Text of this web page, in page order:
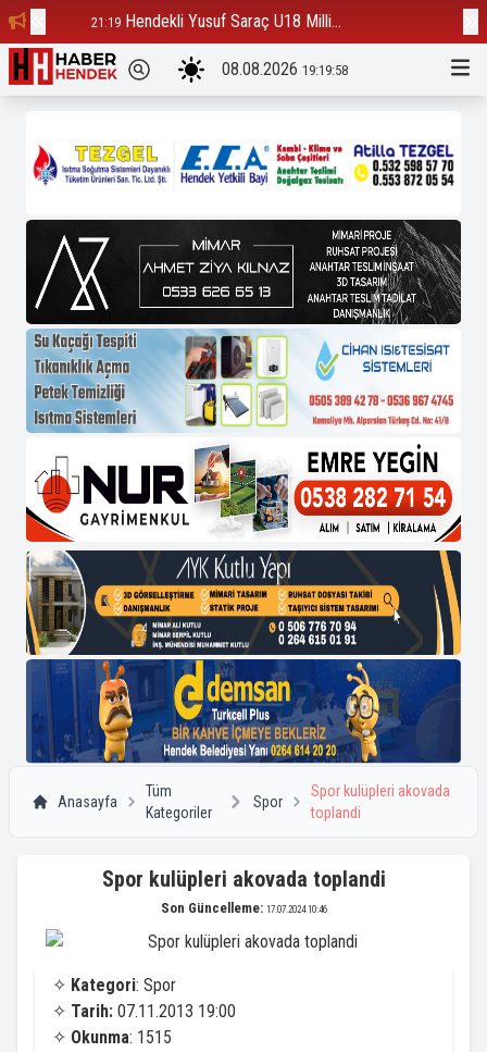
21:19 Hendekli Yusuf Saraç U18 Milli...
08.08.2026 19:19:59
Anasayfa
Tüm
Kategoriler
Spor
Spor kulüpleri akovada
toplandi
Spor kulüpleri akovada toplandi
Son Güncelleme: 17.07.2024 10:46
✧ Kategori: Spor
✧ Tarih: 07.11.2013 19:00
✧ Okunma: 1515